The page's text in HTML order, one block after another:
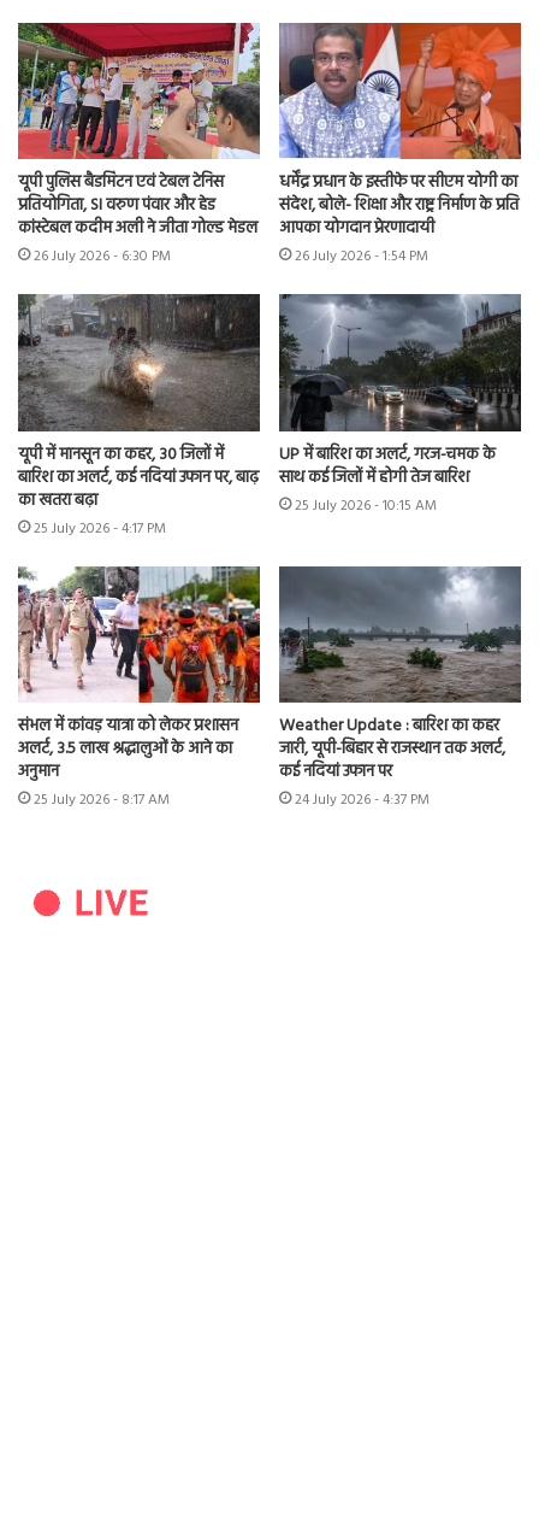
यूपी पुलिस बैडमिंटन एवं टेबल टेनिस
प्रतियोगिता, SI वरुण पंवार और हेड
कांस्टेबल कदीम अली ने जीता गोल्ड मेडल
26 July 2026 - 6:30 PM
धर्मेंद्र प्रधान के इस्तीफे पर सीएम योगी का
संदेश, बोले- शिक्षा और राष्ट्र निर्माण के प्रति
आपका योगदान प्रेरणादायी
26 July 2026 - 1:54 PM
यूपी में मानसून का कहर, 30 जिलों में
बारिश का अलर्ट, कई नदियां उफान पर, बाढ़
का खतरा बढ़ा
25 July 2026 - 4:17 PM
UP में बारिश का अलर्ट, गरज-चमक के
साथ कई जिलों में होगी तेज बारिश
25 July 2026 - 10:15 AM
संभल में कांवड़ यात्रा को लेकर प्रशासन
अलर्ट, 3.5 लाख श्रद्धालुओं के आने का
अनुमान
25 July 2026 - 8:17 AM
Weather Update : बारिश का कहर
जारी, यूपी-बिहार से राजस्थान तक अलर्ट,
कई नदियां उफान पर
24 July 2026 - 4:37 PM